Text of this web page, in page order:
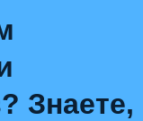
Знаете,